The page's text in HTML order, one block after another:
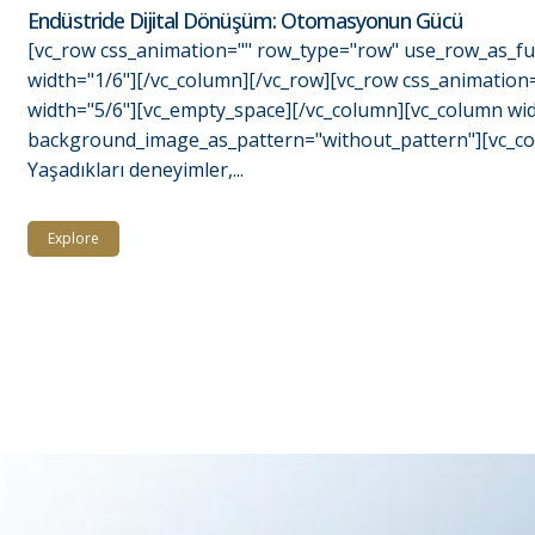
Endüstride Dijital Dönüşüm: Otomasyonun Gücü
[vc_row css_animation="" row_type="row"
width="1/6"][/vc_column][/vc_row][vc_row
width="5/6"][vc_empty_space][/vc_column][vc_column
Yaşadıkları deneyimler,...
Explore